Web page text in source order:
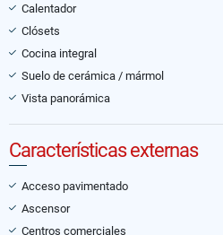
Calentador
Clósets
Cocina integral
Suelo de cerámica / mármol
Vista panorámica
Características externas
Acceso pavimentado
Ascensor
Centros comerciales